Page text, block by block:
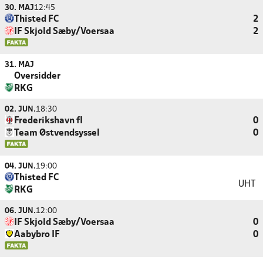
30. MAJ12:45
Thisted FC
2
IF Skjold Sæby/Voersaa
2
31. MAJ
Oversidder
RKG
02. JUN.18:30
Frederikshavn fI
0
Team Østvendsyssel
0
04. JUN.19:00
Thisted FC
RKG
UHT
06. JUN.12:00
IF Skjold Sæby/Voersaa
0
Aabybro IF
0